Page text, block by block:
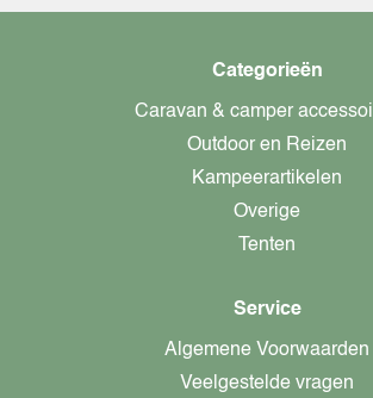
Categorieën
Caravan & camper
Outdoor en Reizen
Kampeerartikelen
Overige
Tenten
Service
Algemene Voorwaarden
Veelgestelde vragen